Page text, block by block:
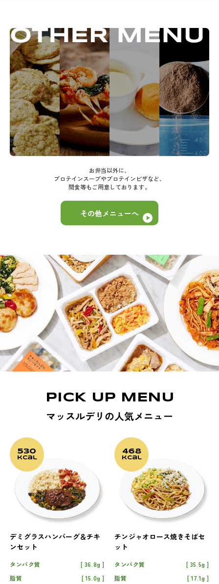
お弁当以外に、
プロテインスープやプロテインピザなど、
間食等もご用意しております。
その他メニューへ
PICK UP MENU
マッスルデリの人気メニュー
530
kcal
デミグラスハンバーグ＆チキ
ンセット
タンパク質
36.8g
脂質
15.0g
468
kcal
チンジャオロース焼きそばセ
ット
タンパク質
35.5g
脂質
17.1g